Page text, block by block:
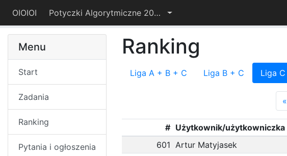
OIOIOI Potyczki Algorytmiczne 2021
Menu
Start
Zadania
Ranking
Pytania i ogłoszenia
Ranking
Liga A + B + C Liga B + C Liga C
«
# Użytkownik/użytkowniczka
601 Artur Matyjasek